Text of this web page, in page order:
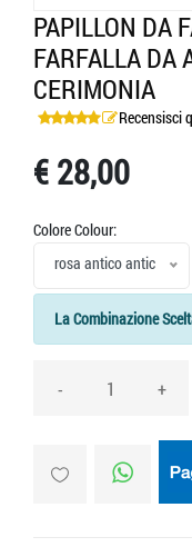
PAPILLON DA
FARFALLA DA
CERIMONIA
Recensisci
€ 28,00
Colore Colour:
rosa antico antic
La Combinazione
- +